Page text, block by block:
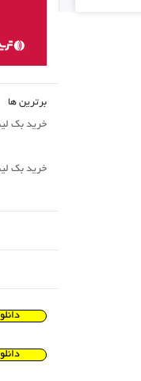
برترین ها
خرید بک
خرید بک